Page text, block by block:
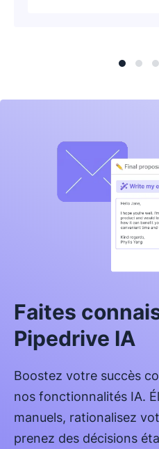
Faites
Pipedrive IA
Boostez votre succès
nos fonctionnalités IA.
manuels, rationalisez
prenez des décisions